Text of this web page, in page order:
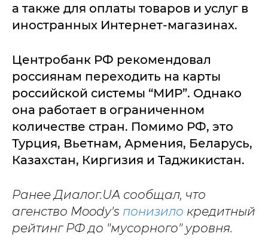
а также для оплаты товаров и услуг в
иностранных Интернет-магазинах.
Центробанк РФ рекомендовал
россиянам переходить на карты
российской системы “МИР”. Однако
она работает в ограниченном
количестве стран. Помимо РФ, это
Турция, Вьетнам, Армения, Беларусь,
Казахстан, Киргизия и Таджикистан.
Ранее Диалог.UA сообщал, что
агенство Moody's понизило кредитный
рейтинг РФ до "мусорного" уровня.